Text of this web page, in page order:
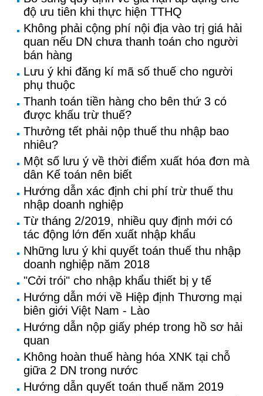
độ ưu tiên khi thực hiện TTHQ
Không phải cộng phí nội địa vào trị giá hải
quan nếu DN chưa thanh toán cho người
bán hàng
Lưu ý khi đăng kí mã số thuế cho người
phụ thuộc
Thanh toán tiền hàng cho bên thứ 3 có
được khấu trừ thuế?
Thưởng tết phải nộp thuế thu nhập bao
nhiêu?
Một số lưu ý về thời điểm xuất hóa đơn mà
dân Kế toán nên biết
Hướng dẫn xác định chi phí trừ thuế thu
nhập doanh nghiệp
Từ tháng 2/2019, nhiều quy định mới có
tác động lớn đến xuất nhập khẩu
Những lưu ý khi quyết toán thuế thu nhập
doanh nghiệp năm 2018
"Cởi trói" cho nhập khẩu thiết bị y tế
Hướng dẫn mới về Hiệp định Thương mại
biên giới Việt Nam - Lào
Hướng dẫn nộp giấy phép trong hồ sơ hải
quan
Không hoàn thuế hàng hóa XNK tại chỗ
giữa 2 DN trong nước
Hướng dẫn quyết toán thuế năm 2019